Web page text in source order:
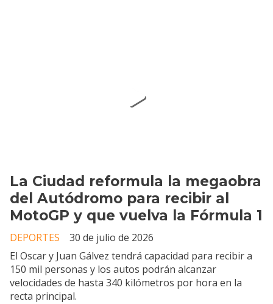
La Ciudad reformula la megaobra
del Autódromo para recibir al
MotoGP y que vuelva la Fórmula 1
DEPORTES
30 de julio de 2026
El Oscar y Juan Gálvez tendrá capacidad para recibir a
150 mil personas y los autos podrán alcanzar
velocidades de hasta 340 kilómetros por hora en la
recta principal.